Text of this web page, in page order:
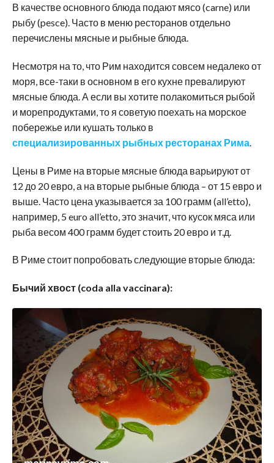
В качестве основного блюда подают мясо (carne) или
рыбу (pesce). Часто в меню ресторанов отдельно
перечислены мясные и рыбные блюда.
Несмотря на то, что Рим находится совсем недалеко от
моря, все-таки в основном в его кухне превалируют
мясные блюда. А если вы хотите полакомиться рыбой
и морепродуктами, то я советую поехать на морское
побережье или кушать только в
специализированных рыбных ресторанах Рима
Цены в Риме на вторые мясные блюда варьируют от
12 до 20 евро, а на вторые рыбные блюда – от 15 евро и
выше. Часто цена указывается за 100 грамм (all’etto),
например, 5 euro all’etto, это значит, что кусок мяса или
рыба весом 400 грамм будет стоить 20 евро и т.д.
В Риме стоит попробовать следующие вторые блюда:
Бычий хвост (coda alla vaccinara):